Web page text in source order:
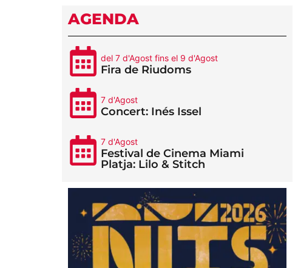
AGENDA
del 7 d'Agost fins el 9 d'Agost
Fira de Riudoms
7 d'Agost
Concert: Inés Issel
7 d'Agost
Festival de Cinema Miami
Platja: Lilo & Stitch